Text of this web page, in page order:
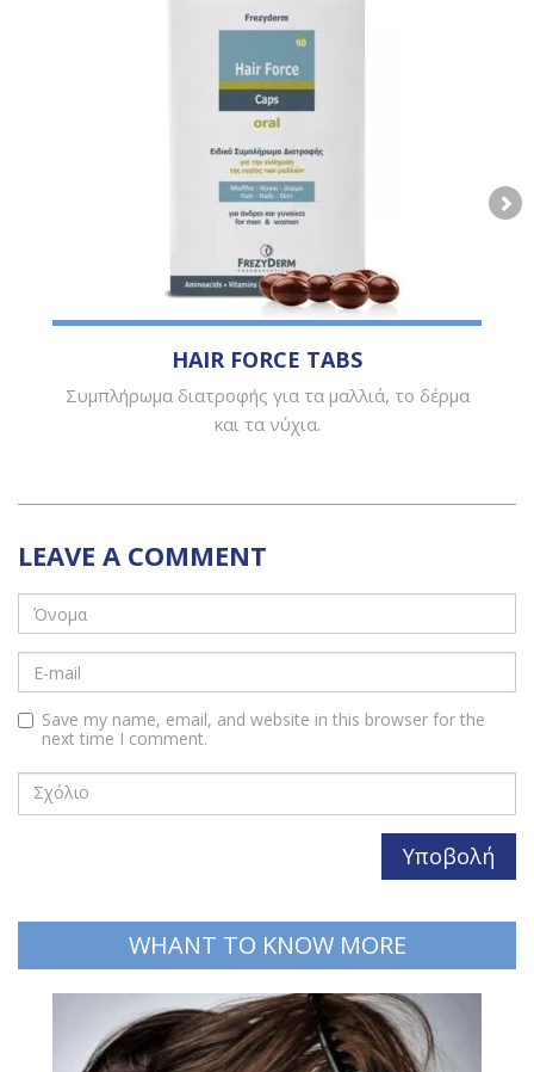
HAIR FORCE TABS
Συμπλήρωμα διατροφής για τα μαλλιά, το δέρμα
και τα νύχια.
LEAVE A COMMENT
Save my name, email, and website in this browser for the
next time I comment.
WHANT TO KNOW MORE